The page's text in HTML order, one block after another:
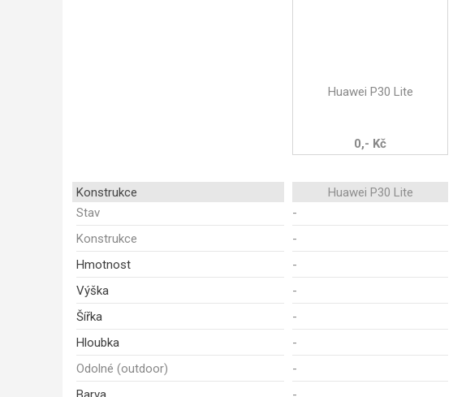
Huawei P30 Lite
0,- Kč
Konstrukce Huawei P30 Lite
Stav
-
Konstrukce
-
Hmotnost
-
Výška
-
Šířka
-
Hloubka
-
Odolné (outdoor)
-